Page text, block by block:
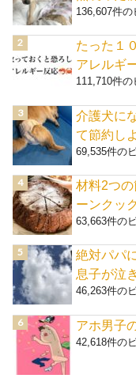
136,607件の
たった１
アレルギ
111,710件の
介護犬に
て節約し
69,535件の
材料2つ
ーンクッ
63,663件の
絶対パパ
息子が泣
46,263件の
アホ男子
42,618件の